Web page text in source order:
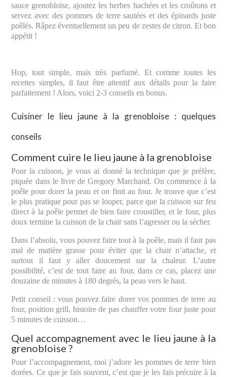
sauce grenobloise, ajoutez les herbes hachées et les croûtons et
servez avec des pommes de terre sautées et des épinards juste
poêlés. Râpez éventuellement un peu de zestes de citron. Et bon
appétit !
Hop, tout simple, mais très parfumé. Et comme toutes les
recettes simples, il faut être attentif aux détails pour la faire
parfaitement ! Alors, voici 2-3 conseils en bonus.
Cuisiner le lieu jaune à la grenobloise : quelques
conseils
Comment cuire le lieu jaune à la grenobloise
Pour la cuisson, je vous ai donné la technique que je préfère,
piquée dans le livre de Gregory Marchand. On commence à la
poêle pour dorer la peau et on finit au four. Je trouve que c’est
le plus pratique pour pas se louper, parce que la cuisson sur feu
direct à la poêle permet de bien faire croustiller, et le four, plus
doux termine la cuisson de la chair sans l’agresser ou la sécher.
Dans l’absolu, vous pouvez faire tout à la poêle, mais il faut pas
mal de matière grasse pour éviter que la chair n’attache, et
surtout il faut y aller doucement sur la chaleur. L’autre
possibilité, c’est de tout faire au four, dans ce cas, placez une
douzaine de minutes à 180 degrés, la peau vers le haut.
Petit conseil : vous pouvez faire dorer vos pommes de terre au
four, position grill, histoire de pas chauffer votre four juste pour
5 minutes de cuisson…
Quel accompagnement avec le lieu jaune à la
grenobloise ?
Pour l’accompagnement, moi j’adore les pommes de terre bien
dorées. Ce que je fais souvent, c’est que je les fais précuire à la